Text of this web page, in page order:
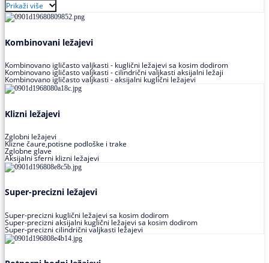
Prikaži više
Kombinovani ležajevi
Kombinovano igličasto valjkasti - kuglični ležajevi sa kosim dodirom
Kombinovano igličasto valjkasti - cilindrični valjkasti aksijalni ležaji
Kombinovano igličasto valjkasti - aksijalni kuglični ležajevi
Klizni ležajevi
Zglobni ležajevi
Klizne čaure,potisne podloške i trake
Zglobne glave
Aksijalni sferni klizni ležajevi
Super-precizni ležajevi
Super-precizni kuglični ležajevi sa kosim dodirom
Super-precizni aksijalni kuglični ležajevi sa kosim dodirom
Super-precizni cilindrični valjkasti ležajevi